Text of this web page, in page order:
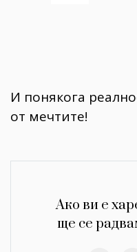
И понякога
от мечтите!
Ако ви е
ще се